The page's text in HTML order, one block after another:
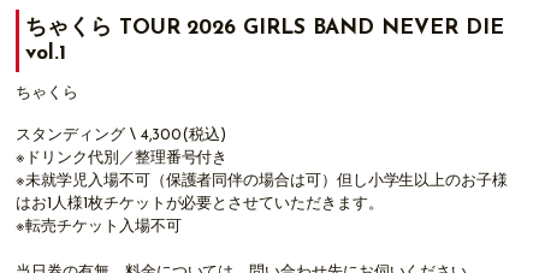
ちゃくら TOUR 2026 GIRLS BAND NEVER DIE
vol.1
ちゃくら
スタンディング \ 4,300(税込)
※ドリンク代別／整理番号付き
※未就学児入場不可（保護者同伴の場合は可）但し小学生以上のお子様
はお1人様1枚チケットが必要とさせていただきます。
※転売チケット入場不可